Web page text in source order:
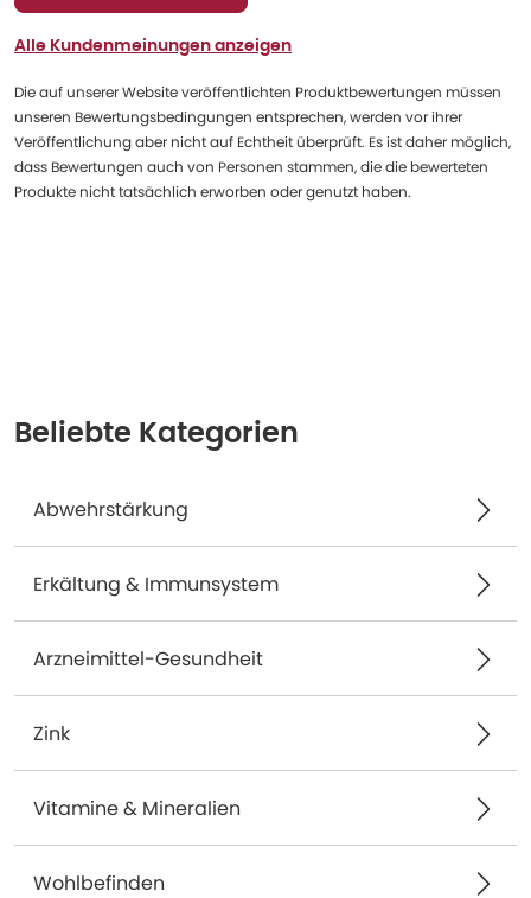
Alle Kundenmeinungen anzeigen
Die auf unserer Website veröffentlichten Produktbewertungen müssen
unseren Bewertungsbedingungen entsprechen, werden vor ihrer
Veröffentlichung aber nicht auf Echtheit überprüft. Es ist daher möglich,
dass Bewertungen auch von Personen stammen, die die bewerteten
Produkte nicht tatsächlich erworben oder genutzt haben.
Beliebte Kategorien
Abwehrstärkung
Erkältung & Immunsystem
Arzneimittel-Gesundheit
Zink
Vitamine & Mineralien
Wohlbefinden